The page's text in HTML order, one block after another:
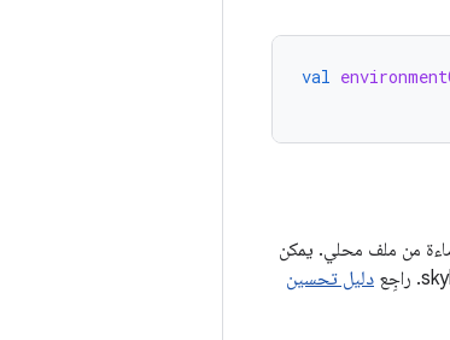
val
من ملف محلي. يمكن
دليل تحسين